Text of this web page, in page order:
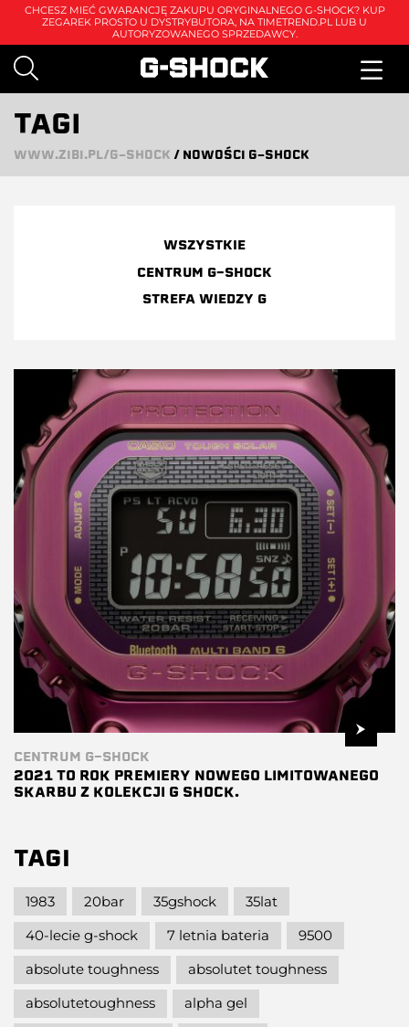
CHCESZ MIEĆ GWARANCJĘ ZAKUPU ORYGINALNEGO G-SHOCK? KUP
ZEGAREK PROSTO U DYSTRYBUTORA, NA TIMETREND.PL LUB U
AUTORYZOWANEGO SPRZEDAWCY.
TAGI
WWW.ZIBI.PL/G-SHOCK / NOWOŚCI G-SHOCK
WSZYSTKIE
CENTRUM G-SHOCK
STREFA WIEDZY G
CENTRUM G-SHOCK
2021 TO ROK PREMIERY NOWEGO LIMITOWANEGO
SKARBU Z KOLEKCJI G SHOCK.
TAGI
1983 20bar 35gshock
35lat
40-lecie g-shock
7 letnia bateria
9500
absolute toughness
absolutet toughness
absolutetoughness
alpha gel